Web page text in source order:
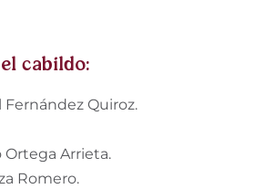
cabildo:
Fernández Quiroz.
Arrieta.
Romero.